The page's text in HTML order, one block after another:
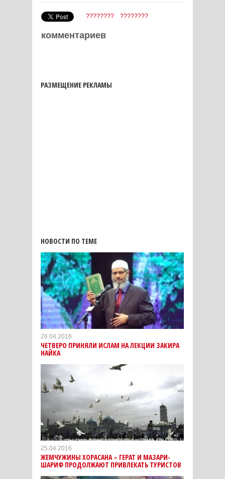
???????? ????????
комментариев
РАЗМЕЩЕНИЕ РЕКЛАМЫ
НОВОСТИ ПО ТЕМЕ
26.04.2016
ЧЕТВЕРО ПРИНЯЛИ ИСЛАМ НА ЛЕКЦИИ ЗАКИРА
НАЙКА
25.04.2016
ЖЕМЧУЖИНЫ ХОРАСАНА – ГЕРАТ И МАЗАРИ-
ШАРИФ ПРОДОЛЖАЮТ ПРИВЛЕКАТЬ ТУРИСТОВ